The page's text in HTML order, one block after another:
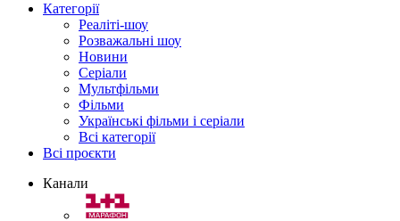
Категорії
Реаліті-шоу
Розважальні шоу
Новини
Серіали
Мультфільми
Фільми
Українські фільми і серіали
Всі категорії
Всі проєкти
Канали